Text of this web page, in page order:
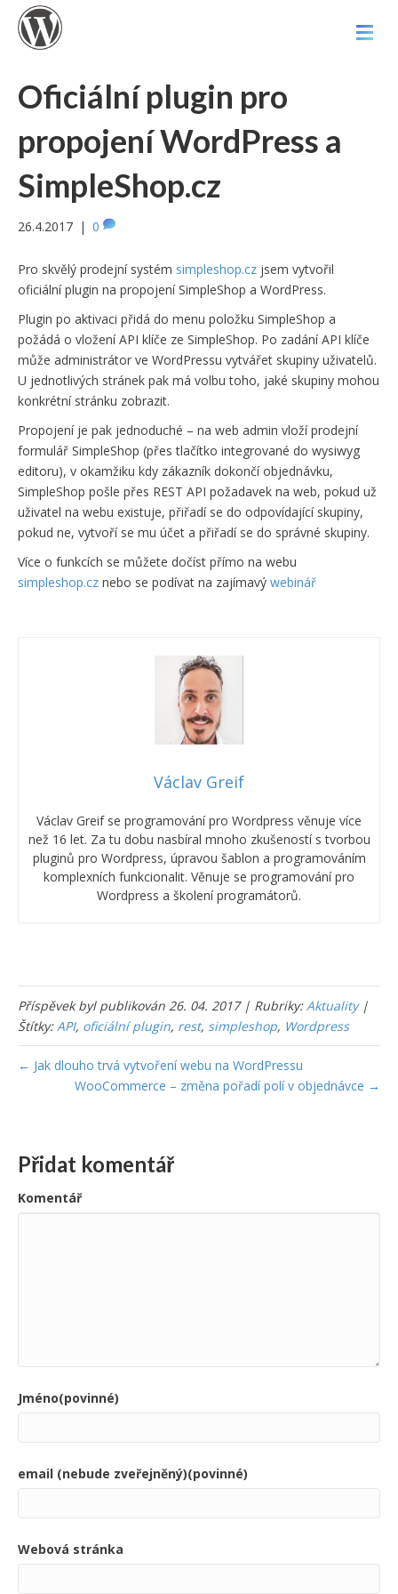
Oficiální plugin pro
propojení WordPress a
SimpleShop.cz
26.4.2017 | 0
Pro skvělý prodejní systém simpleshop.cz jsem vytvořil
oficiální plugin na propojení SimpleShop a WordPress.
Plugin po aktivaci přidá do menu položku SimpleShop a
požádá o vložení API klíče ze SimpleShop. Po zadání API klíče
může administrátor ve WordPressu vytvářet skupiny uživatelů.
U jednotlivých stránek pak má volbu toho, jaké skupiny mohou
konkrétní stránku zobrazit.
Propojení je pak jednoduché – na web admin vloží prodejní
formulář SimpleShop (přes tlačítko integrované do wysiwyg
editoru), v okamžiku kdy zákazník dokončí objednávku,
SimpleShop pošle přes REST API požadavek na web, pokud už
uživatel na webu existuje, přiřadí se do odpovídající skupiny,
pokud ne, vytvoří se mu účet a přiřadí se do správné skupiny.
Více o funkcích se můžete dočíst přímo na webu
simpleshop.cz nebo se podívat na zajímavý webinář
Václav Greif
Václav Greif se programování pro Wordpress věnuje více
než 16 let. Za tu dobu nasbíral mnoho zkušeností s tvorbou
pluginů pro Wordpress, úpravou šablon a programováním
komplexních funkcionalit. Věnuje se programování pro
Wordpress a školení programátorů.
Příspěvek byl publikován 26. 04. 2017 | Rubriky:Aktuality|
Štítky:API, oficiální plugin, rest, simpleshop, Wordpress
← Jak dlouho trvá vytvoření webu na WordPressu
WooCommerce – změna pořadí polí v objednávce →
Přidat komentář
Komentář
Jméno(povinné)
email (nebude zveřejněný)(povinné)
Webová stránka